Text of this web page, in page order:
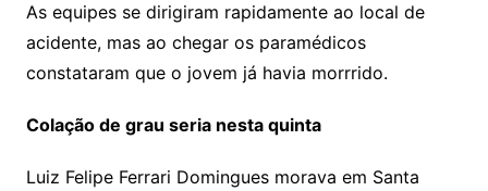
As equipes se dirigiram rapidamente ao local de
acidente, mas ao chegar os paramédicos
constataram que o jovem já havia morrrido.
Colação de grau seria nesta quinta
Luiz Felipe Ferrari Domingues morava em Santa